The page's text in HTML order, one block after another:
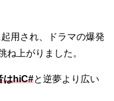
用され、ドラマの爆発
ね上がりました。
はhiC#と逆夢より広い